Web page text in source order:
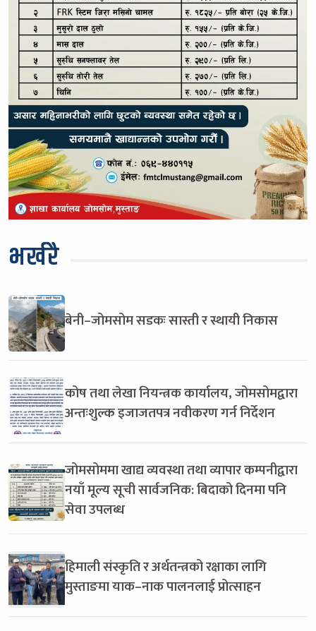
भर्खरै
बेनी–जोमसोम सडकः सास्ती र स्थायी निकास
कोष तथा लेखा नियन्त्रक कार्यालय, जोमसोमद्वारा
अन्तःशुल्क इजाजतपत्र नवीकरण गर्न निर्देशन
जोमसोममा खाद्य व्यवस्था तथा व्यापार कम्पनीद्वारा
नयाँ मूल्य सूची सार्वजनिक: बिदाको दिनमा पनि
सेवा उपलब्ध
हिमाली संस्कृति र अर्थतन्त्रको रक्षाका लागि
मुस्ताङमा याक–नाक पालनलाई प्रोत्साहन